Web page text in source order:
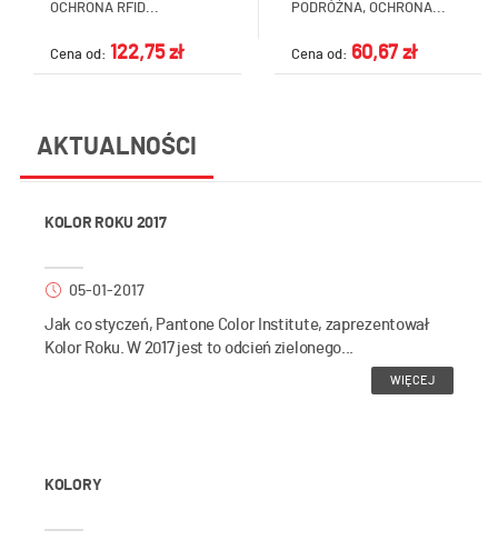
OCHRONA RFID...
Cena od: 122,75 zł
PODRÓŻNA, OCHRONA...
Cena od: 60,67 zł
AKTUALNOŚCI
KOLOR ROKU 2017
05-01-2017
Jak co styczeń, Pantone Color Institute, zaprezentował
Kolor Roku. W 2017 jest to odcień zielonego...
WIĘCEJ
KOLORY